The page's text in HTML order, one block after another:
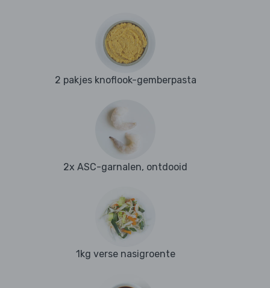
2 pakjes knoflook-gemberpasta
2x ASC-garnalen, ontdooid
1kg verse nasigroente